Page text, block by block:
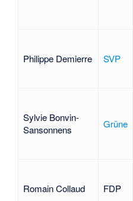
Philippe Demierre SVP
Sylvie Bonvin-
Sansonnens
Grüne
Romain Collaud FDP